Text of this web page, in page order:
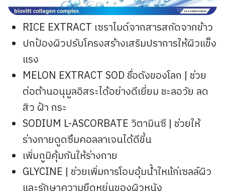
RICE EXTRACT เซราไมด์จากสารสกัดจากข้าว
ปกป้องผิวปรับโครงสร้างเสริมปราการให้ผิวแข็ง
แรง
MELON EXTRACT SOD ชื่อดังของโลก | ช่วย
ต่อต้านอนุมูลอิสระได้อย่างดีเยี่ยม ชะลอวัย ลด
สิว ฝ้า กระ
SODIUM L-ASCORBATE วิตามินซี | ช่วยให้
ร่างกายดูดซึมคอลลาเจนได้ดีขี้น
เพิ่มภูมิคุ้มกันให้ร่างกาย
GLYCINE | ช่วยเพิ่มการโอบอุ้มน้ำใหแ้ก่เซลล์ผิว